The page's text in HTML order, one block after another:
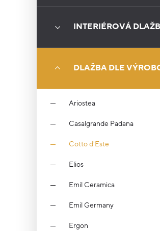
INTERIÉROVÁ
DLAŽBA DLE
Ariostea
Casalgrande Padana
Cotto d'Este
Elios
Emil Ceramica
Emil Germany
Ergon